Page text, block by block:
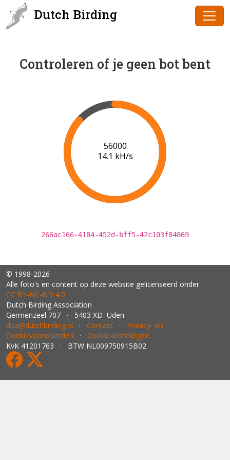
Dutch Birding
Controleren of je geen bot bent
58000
13.9 kH/s
266ac166-4184-452d-bff5-42c103f84869
© 1998-2026
Alle foto's en content op deze website gelicenseerd onder
CC BY‑NC‑ND 4.0
Dutch Birding Association
Germenzeel 707 · 5403 XD Uden
dba@dutchbirding.nl · Contact · Privacy- en
Cookievoorwaarden · Cookie-instellingen
KvK 41201763 · BTW NL009750915B02